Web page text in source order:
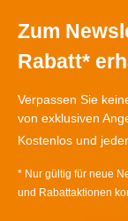
Zum
Rabatt*
Verpassen Sie
von exklusiven
Kostenlos und
* Nur gültig für neue
und Rabattaktionen